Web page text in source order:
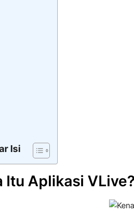
Isi
Itu Aplikasi